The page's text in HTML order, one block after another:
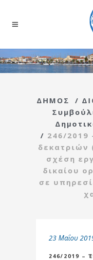
ΔΗΜΟΣ /
/ 246/2019
δεκατριών
σχέση
δικαίου
σε
23 Μαΐου
246/2019 –